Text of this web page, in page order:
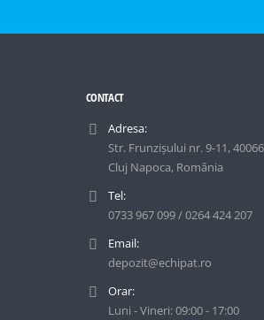
CONTACT
Adresa:
Str. Frunzișului nr. 9-11,
Cluj Napoca, România
Tel:
0733 967 099 / 0264 424 207
Email:
depozit@echipat.ro
Orar:
Luni - Vineri: 09:00 - 17:00